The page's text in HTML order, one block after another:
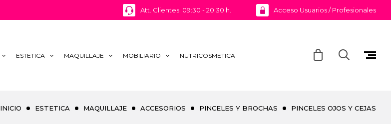
Att. Clientes. 09:30 - 20:30 h. Acceso Usuarios / Profesionales
ESTETICA MAQUILLAJE MOBILIARIO NUTRICOSMETICA
INICIO ESTETICA MAQUILLAJE ACCESORIOS PINCELES Y BROCHAS PINCELES OJOS Y CEJAS